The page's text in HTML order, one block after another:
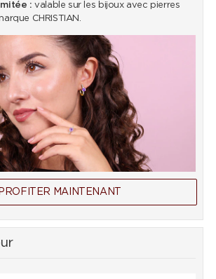
: valable sur les bijoux avec pierres
CHRISTIAN.
PROFITER MAINTENANT